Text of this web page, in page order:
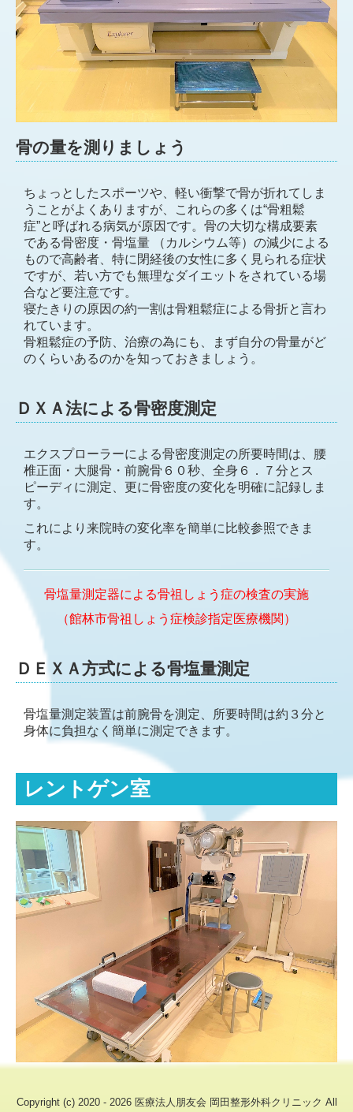
骨の量を測りましょう
ちょっとしたスポーツや、軽い衝撃で骨が折れてしま
うことがよくありますが、これらの多くは“骨粗鬆
症”と呼ばれる病気が原因です。骨の大切な構成要素
である骨密度・骨塩量 （カルシウム等）の減少による
もので高齢者、特に閉経後の女性に多く見られる症状
ですが、若い方でも無理なダイエットをされている場
合など要注意です。
寝たきりの原因の約一割は骨粗鬆症による骨折と言わ
れています。
骨粗鬆症の予防、治療の為にも、まず自分の骨量がど
のくらいあるのかを知っておきましょう。
ＤＸＡ法による骨密度測定
エクスプローラーによる骨密度測定の所要時間は、 腰
椎正面・大腿骨・前腕骨６０秒、全身６．７分とス
ピーディに測定、更に骨密度の変化を明確に記録しま
す。
これにより来院時の変化率を簡単に比較参照できま
す。
骨塩量測定器による骨祖しょう症の検査の実施
（館林市骨祖しょう症検診指定医療機関）
ＤＥＸＡ方式による骨塩量測定
骨塩量測定装置は前腕骨を測定、所要時間は約３分と
身体に負担なく簡単に測定できます。
レントゲン室
Copyright (c) 2020 - 2026 医療法人朋友会 岡田整形外科クリニック All